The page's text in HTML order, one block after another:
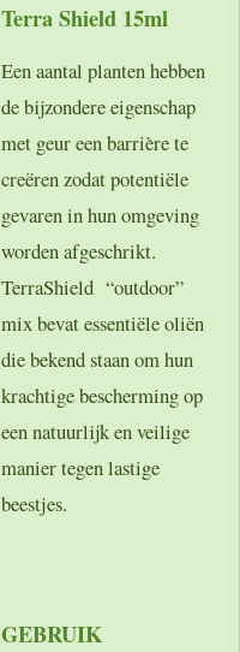
Terra Shield 15ml
Een aantal planten hebben
de bijzondere eigenschap
met geur een barrière te
creëren zodat potentiële
gevaren in hun omgeving
worden afgeschrikt.
TerraShield “outdoor”
mix bevat essentiële oliën
die bekend staan om hun
krachtige bescherming op
een natuurlijk en veilige
manier tegen lastige
beestjes.
GEBRUIK